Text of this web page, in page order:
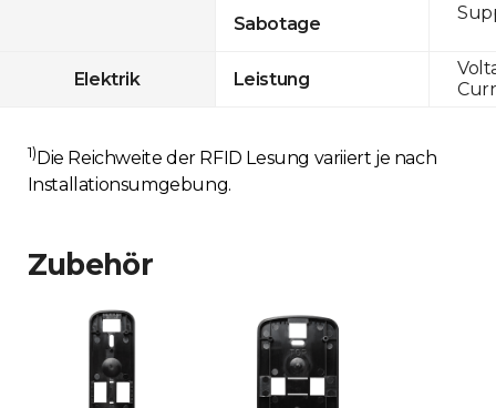
Sabotage
Elektrik Leistung
1) Die Reichweite der RFID Lesung variiert je nach
Installationsumgebung.
Zubehör